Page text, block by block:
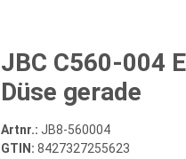
JBC C560-004
Düse gerade
Artnr.: JB8-560004
GTIN: 8427327255623